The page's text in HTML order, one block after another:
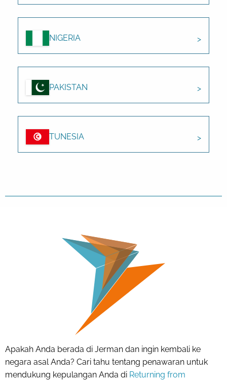
NIGERIA
PAKISTAN
TUNESIA
Apakah Anda berada di Jerman dan ingin kembali ke
negara asal Anda? Cari tahu tentang penawaran untuk
mendukung kepulangan Anda di Returning from